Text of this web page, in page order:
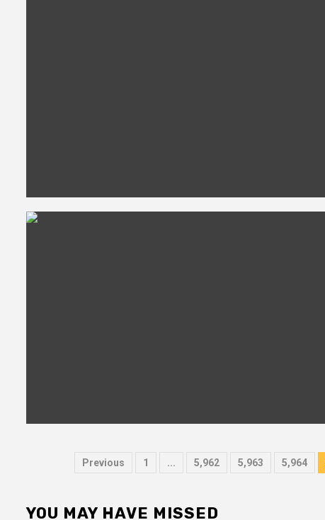
文
分
Previous 1 ... 5,962 5,963 5,964
YOU MAY HAVE MISSED